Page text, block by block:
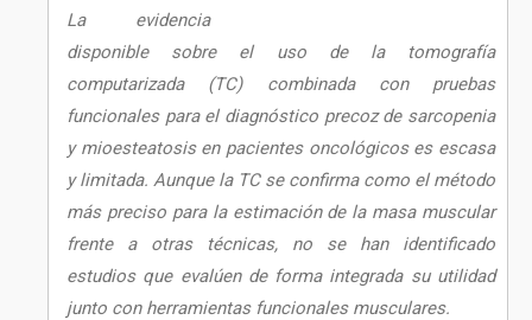
La evidencia
disponible sobre el uso de la tomografía
computarizada (TC) combinada con pruebas
funcionales para el diagnóstico precoz de sarcopenia
y mioesteatosis en pacientes oncológicos es escasa
y limitada. Aunque la TC se confirma como el método
más preciso para la estimación de la masa muscular
frente a otras técnicas, no se han identificado
estudios que evalúen de forma integrada su utilidad
junto con herramientas funcionales musculares.